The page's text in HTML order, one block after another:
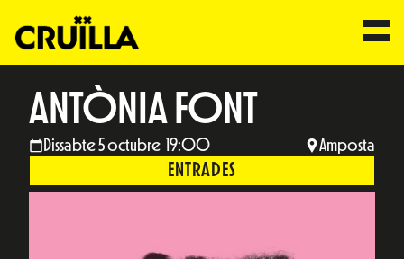
ANTÒNIA FONT
Dissabte 5 octubre 19:00 Amposta
ENTRADES